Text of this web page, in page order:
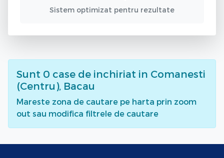
Sistem optimizat pentru rezultate
Sunt 0 case de inchiriat in Comanesti
(Centru), Bacau
Mareste zona de cautare pe harta prin zoom
out sau modifica filtrele de cautare